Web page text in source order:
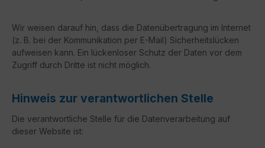
Wir weisen darauf hin, dass die Datenübertragung im Internet
(z. B. bei der Kommunikation per E-Mail) Sicherheitslücken
aufweisen kann. Ein lückenloser Schutz der Daten vor dem
Zugriff durch Dritte ist nicht möglich.
Hinweis zur verantwortlichen Stelle
Die verantwortliche Stelle für die Datenverarbeitung auf
dieser Website ist: